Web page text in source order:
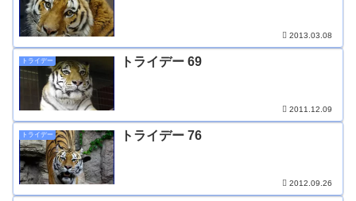
2013.03.08
トライデー トライデー 69
2011.12.09
トライデー トライデー 76
2012.09.26